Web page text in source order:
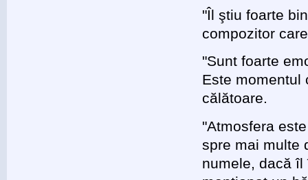
"Îl ştiu foarte
compozitor
"Sunt foarte
Este momentul
călătoare.
"Atmosfera
spre mai multe
numele, dacă